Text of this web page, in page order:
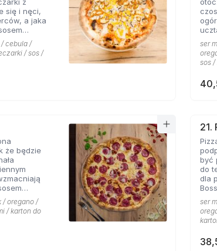
nęci,
a jaka
zadowala
cebula /
/ sos /
ceni
że
ser
sos /
że będzie
uf jak
/ oregano /
/ karton do
21.
być
do
dla
Bossa
ser